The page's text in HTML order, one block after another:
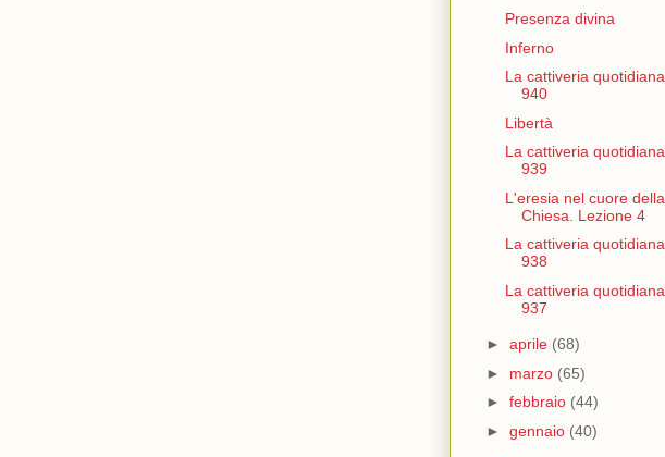
Presenza divina
Inferno
La cattiveria quotidiana
940
Libertà
La cattiveria quotidiana
939
L'eresia nel cuore della
Chiesa. Lezione 4
La cattiveria quotidiana
938
La cattiveria quotidiana
937
► aprile (68)
► marzo (65)
► febbraio (44)
► gennaio (40)